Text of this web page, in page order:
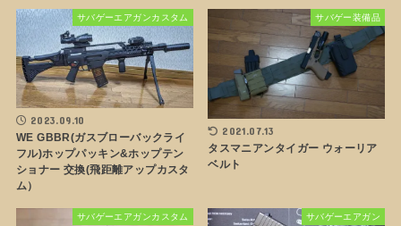
サバゲーエアガンカスタム
2023.09.10
WE GBBR(ガスブローバックライ
フル)ホップパッキン&ホップテン
ショナー 交換(飛距離アップカスタ
ム）
サバゲー装備品
2021.07.13
タスマニアンタイガー ウォーリア
ベルト
サバゲーエアガンカスタム サバゲーエアガン